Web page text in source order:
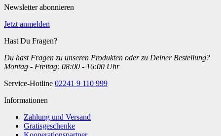
Newsletter abonnieren
Jetzt anmelden
Hast Du Fragen?
Du hast Fragen zu unseren Produkten oder zu Deiner Bestellung?
Montag - Freitag: 08:00 - 16:00 Uhr
Service-Hotline 02241 9 110 999
Informationen
Zahlung und Versand
Gratisgeschenke